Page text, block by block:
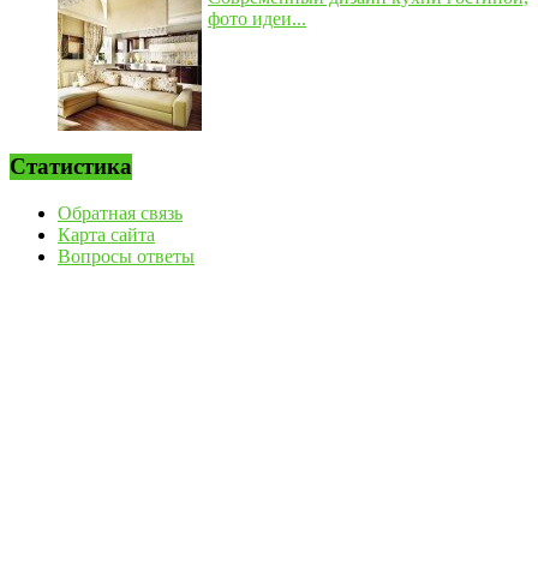
фото идеи...
Статистика
Обратная связь
Карта сайта
Вопросы ответы